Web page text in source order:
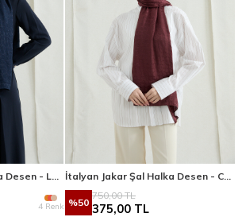
4 Renk %50
750,00TL
375,00 TL